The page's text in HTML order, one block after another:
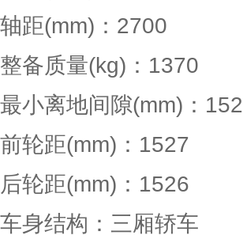
轴距(mm)：2700
整备质量(kg)：1370
最小离地间隙(mm)：152
前轮距(mm)：1527
后轮距(mm)：1526
车身结构：三厢轿车